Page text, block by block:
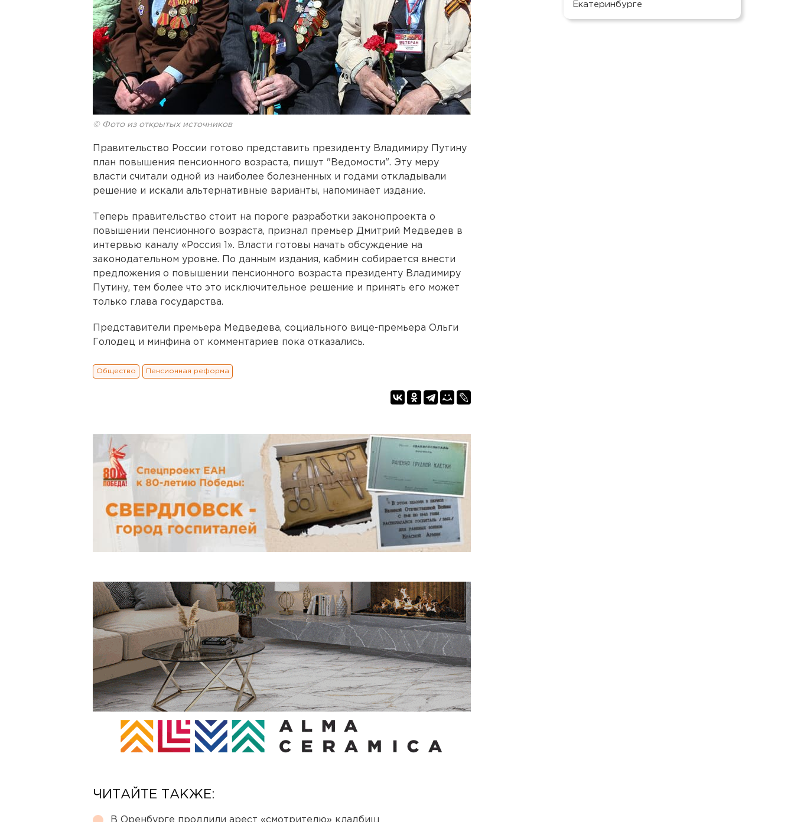
© Фото из открытых источников
Правительство России готово представить президенту Владимиру Путину
план повышения пенсионного возраста, пишут "Ведомости". Эту меру
власти считали одной из наиболее болезненных и годами откладывали
решение и искали альтернативные варианты, напоминает издание.
Теперь правительство стоит на пороге разработки законопроекта о
повышении пенсионного возраста, признал премьер Дмитрий Медведев в
интервью каналу «Россия 1». Власти готовы начать обсуждение на
законодательном уровне. По данным издания, кабмин собирается внести
предложения о повышении пенсионного возраста президенту Владимиру
Путину, тем более что это исключительное решение и принять его может
только глава государства.
Представители премьера Медведева, социального вице-премьера Ольги
Голодец и минфина от комментариев пока отказались.
Общество Пенсионная реформа
ЧИТАЙТЕ ТАКЖЕ:
В Оренбурге продлили арест «смотрителю» кладбищ
Екатеринбурге